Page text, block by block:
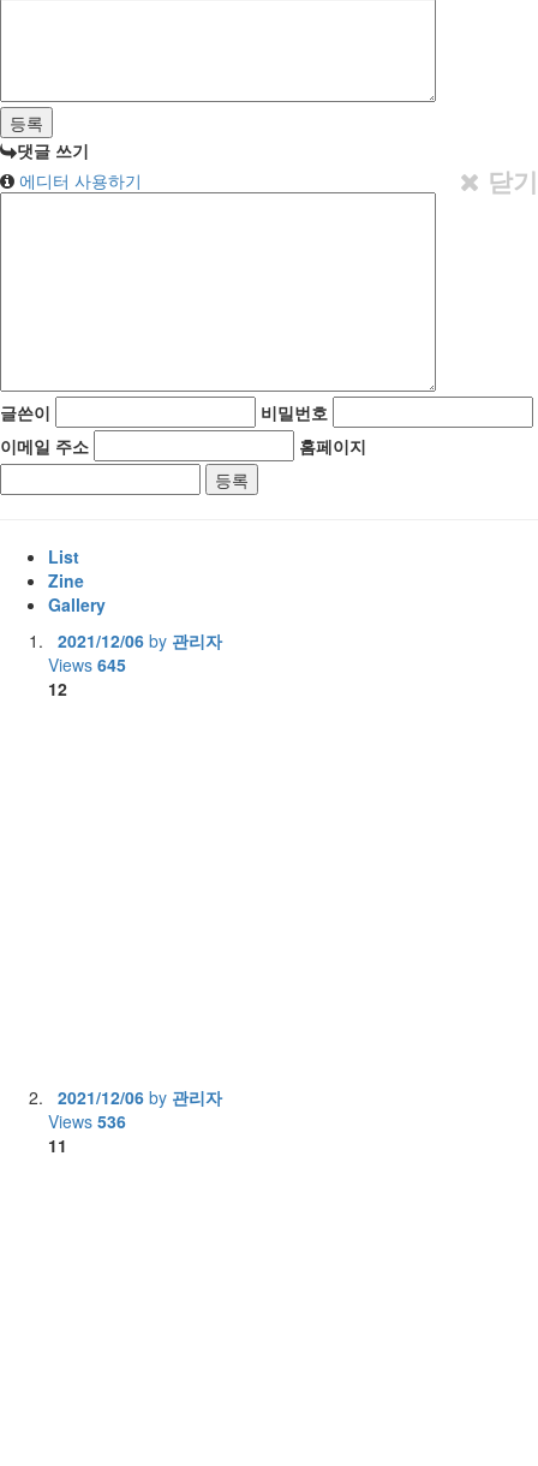
댓글 쓰기
에디터 사용하기
닫기
글쓴이
비밀번호
이메일 주소
홈페이지
List
Zine
Gallery
2021/12/06 by 관리자
Views 645
12
2021/12/06 by 관리자
Views 536
11